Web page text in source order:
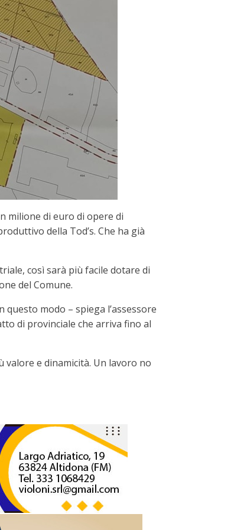
milione di euro di opere di
della Tod’s. Che ha già
così sarà più facile dotare di
del Comune.
modo – spiega l’assessore
di provinciale che arriva fino al
valore e dinamicità. Un lavoro no